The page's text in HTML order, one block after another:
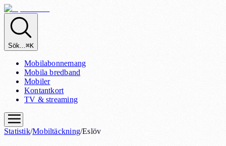
Sök...⌘K
Mobilabonnemang
Mobila bredband
Mobiler
Kontantkort
TV & streaming
Statistik/Mobiltäckning/Eslöv